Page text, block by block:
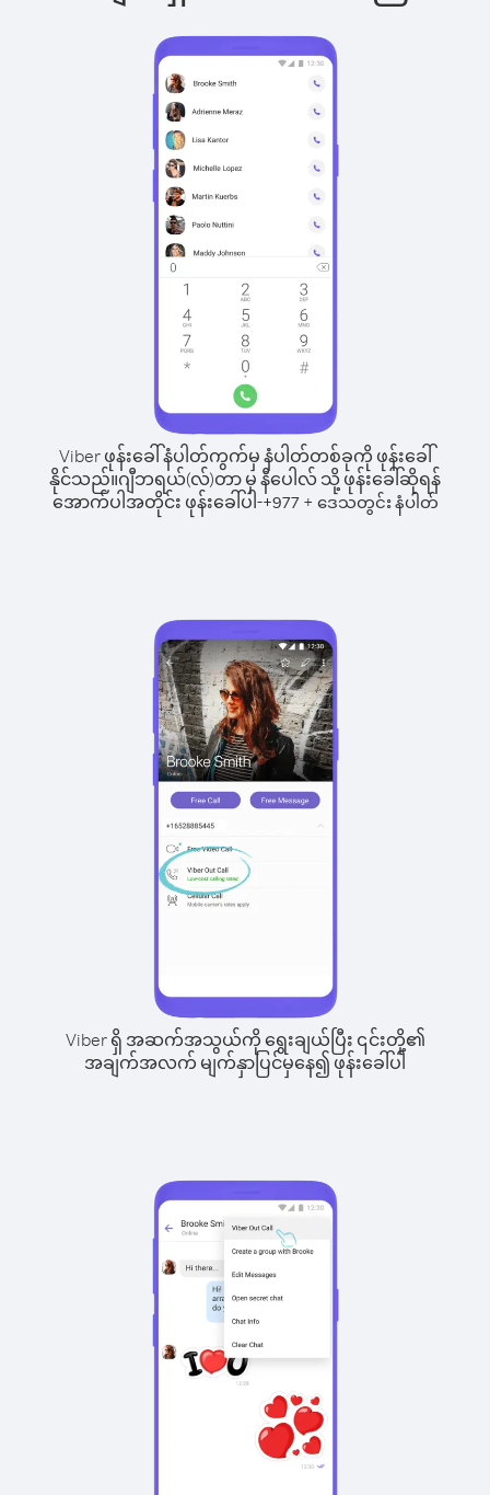
Viber ဖုန်းခေါ်နံပါတ်ကွက်မှ နံပါတ်တစ်ခုကို ဖုန်းခေါ်
နိုင်သည်။ဂျီဘရယ်(လ်)တာ မှ နီပေါလ် သို့ ဖုန်းခေါ်ဆိုရန်
အောက်ပါအတိုင်း ဖုန်းခေါ်ပါ-+977+ ဒေသတွင်း နံပါတ်
Viber ရှိ အဆက်အသွယ်ကို ရွေးချယ်ပြီး ၎င်းတို့၏
အချက်အလက် မျက်နှာပြင်မှနေ၍ ဖုန်းခေါ်ပါ